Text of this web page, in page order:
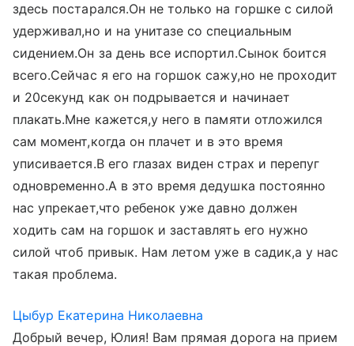
здесь постарался.Он не только на горшке с силой
удерживал,но и на унитазе со специальным
сидением.Он за день все испортил.Сынок боится
всего.Сейчас я его на горшок сажу,но не проходит
и 20секунд как он подрывается и начинает
плакать.Мне кажется,у него в памяти отложился
сам момент,когда он плачет и в это время
уписивается.В его глазах виден страх и перепуг
одновременно.А в это время дедушка постоянно
нас упрекает,что ребенок уже давно должен
ходить сам на горшок и заставлять его нужно
силой чтоб привык. Нам летом уже в садик,а у нас
такая проблема.
Цыбур Екатерина Николаевна
Добрый вечер, Юлия! Вам прямая дорога на прием